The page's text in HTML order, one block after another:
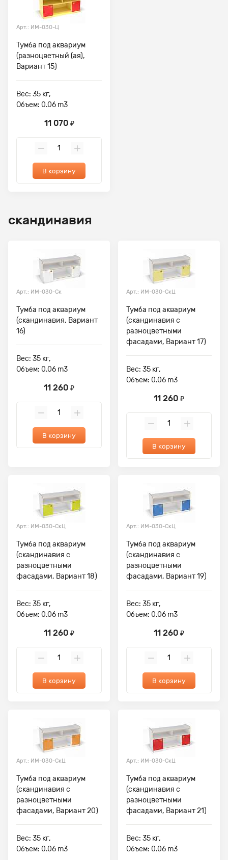
Арт.: ИМ-030-Ц
Тумба под аквариум
(разноцветный (ая),
Вариант 15)
Вес: 35 кг,
Объем: 0.06 m3
11 070 ₽
В корзину
скандинавия
Арт.: ИМ-030-Ск
Тумба под аквариум
(скандинавия, Вариант
16)
Вес: 35 кг,
Объем: 0.06 m3
11 260 ₽
В корзину
Арт.: ИМ-030-СкЦ
Тумба под аквариум
(скандинавия с
разноцветными
фасадами, Вариант 17)
Вес: 35 кг,
Объем: 0.06 m3
11 260 ₽
В корзину
Арт.: ИМ-030-СкЦ
Тумба под аквариум
(скандинавия с
разноцветными
фасадами, Вариант 18)
Вес: 35 кг,
Объем: 0.06 m3
11 260 ₽
В корзину
Арт.: ИМ-030-СкЦ
Тумба под аквариум
(скандинавия с
разноцветными
фасадами, Вариант 19)
Вес: 35 кг,
Объем: 0.06 m3
11 260 ₽
В корзину
Арт.: ИМ-030-СкЦ
Тумба под аквариум
(скандинавия с
разноцветными
фасадами, Вариант 20)
Вес: 35 кг,
Объем: 0.06 m3
Арт.: ИМ-030-СкЦ
Тумба под аквариум
(скандинавия с
разноцветными
фасадами, Вариант 21)
Вес: 35 кг,
Объем: 0.06 m3